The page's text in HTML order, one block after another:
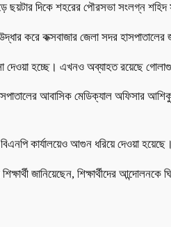
ছয়টার দিকে শহরের পৌরসভা সংলগ্ন শহিদ
করে কক্সবাজার জেলা সদর
দেওয়া হচ্ছে। এখনও অব্যাহত রয়েছে
আবাসিক মেডিক্যাল অফিসার
কার্যালয়েও আগুন ধরিয়ে দেওয়া
জানিয়েছেন, শিক্ষার্থীদের